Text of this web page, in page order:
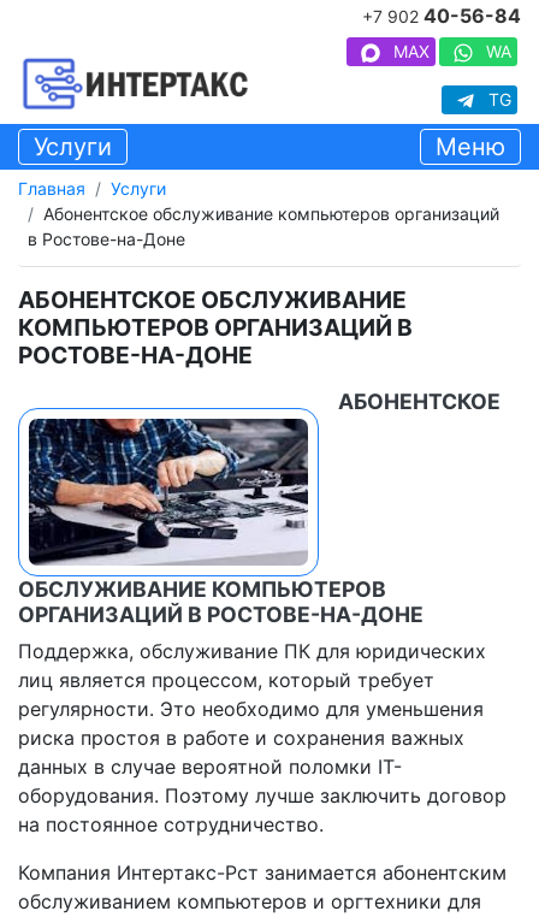
+7 902 40-56-84
MAX WA
TG
Услуги Меню
Главная
Услуги
Абонентское обслуживание компьютеров организаций
в Ростове-на-Доне
АБОНЕНТСКОЕ ОБСЛУЖИВАНИЕ
КОМПЬЮТЕРОВ ОРГАНИЗАЦИЙ В
РОСТОВЕ-НА-ДОНЕ
АБОНЕНТСКОЕ
ОБСЛУЖИВАНИЕ КОМПЬЮТЕРОВ
ОРГАНИЗАЦИЙ В РОСТОВЕ-НА-ДОНЕ
Поддержка, обслуживание ПК для юридических
лиц является процессом, который требует
регулярности. Это необходимо для уменьшения
риска простоя в работе и сохранения важных
данных в случае вероятной поломки IT-
оборудования. Поэтому лучше заключить договор
на постоянное сотрудничество.
Компания Интертакс-Рст занимается абонентским
обслуживанием компьютеров и оргтехники для